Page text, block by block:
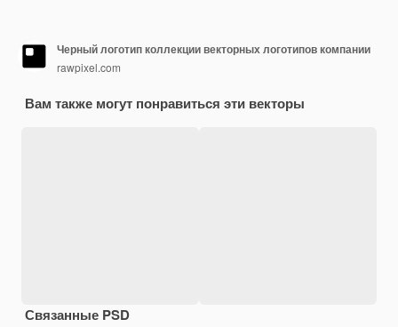
Черный логотип коллекции векторных логотипов компании
rawpixel.com
Вам также могут понравиться эти векторы
Связанные PSD